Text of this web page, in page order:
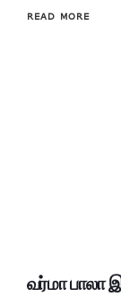
READ MORE
வர்மா பாலா